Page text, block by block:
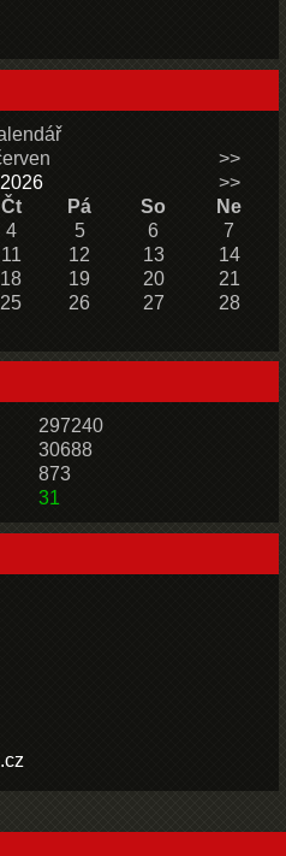
>>
2026
>>
Čt Pá So
Ne
4 5 6
7
11 12 13
14
18 19 20
21
25 26 27
28
31
297240
30688
873